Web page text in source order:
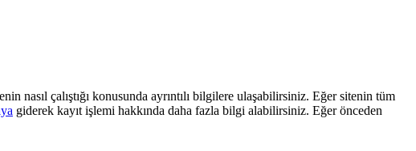
nasıl çalıştığı konusunda ayrıntılı bilgilere ulaşabilirsiniz. Eğer sitenin tüm
giderek kayıt işlemi hakkında daha fazla bilgi alabilirsiniz. Eğer önceden